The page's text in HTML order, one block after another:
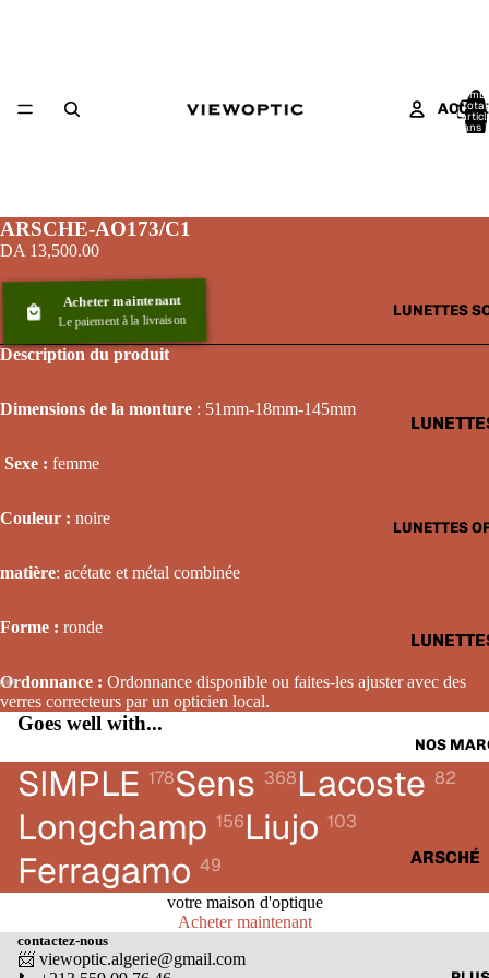
LUNETTES
LUNETTES
HOMME
FEMME
NOS
ARSCHÉ
CARTIER
total
dans
ARSCHE-AO173/C1
DA 13,500.00
Acheter maintenant
Le paiement à la livraison
Description du produit
Dimensions de la monture : 51mm-18mm-145mm
Sexe : femme
Couleur : noire
matière: acétate et métal combinée
Forme : ronde
Ordonnance : Ordonnance disponible ou faites-les ajuster avec des
verres correcteurs par un opticien local.
Goes well with...
SIMPLE 178Sens 368Lacoste 82
Longchamp 156Liujo 103
Ferragamo 49
votre maison d'optique
Acheter maintenant
contactez-nous
📨 viewoptic.algerie@gmail.com